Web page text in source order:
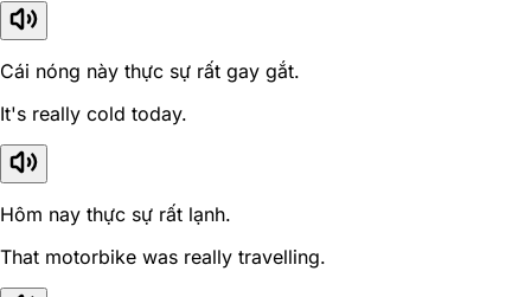
Cái nóng này thực sự rất gay gắt.
It's really cold today.
Hôm nay thực sự rất lạnh.
That motorbike was really travelling.